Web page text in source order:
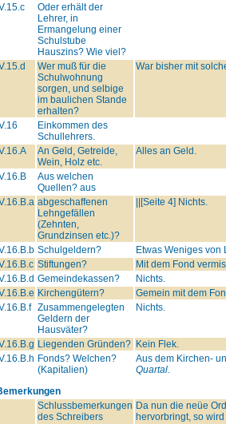
Oder erhält der
Lehrer, in
Ermangelung einer
Schulstube
Hauszins? Wie viel?
Wer muß für die
Schulwohnung
sorgen, und selbige
im baulichen Stande
erhalten?
War bisher mit
Einkommen des
Schullehrers.
An Geld, Getreide,
Wein, Holz etc.
Alles an Geld.
Aus welchen
Quellen? aus
abgeschaffenen
Lehngefällen
(Zehnten,
Grundzinsen etc.)?
||[Seite 4] Nichts.
Schulgeldern?
Etwas Weniges von
Stiftungen?
Mit dem Fond
Gemeindekassen?
Nichts.
Kirchengütern?
Gemein mit dem
Zusammengelegten
Geldern der
Hausväter?
Nichts.
Liegenden Gründen? Kein Flek.
Fonds? Welchen?
(Kapitalien)
Aus dem Kirchen-
Quartal.
Schlussbemerkungen
des Schreibers
Da nun die neüe
hervorbringt, so